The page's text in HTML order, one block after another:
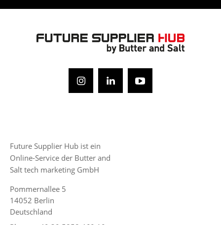
Future Supplier Hub ist ein
Online-Service der Butter and
Salt tech marketing GmbH
Pommernallee 5
14052 Berlin
Deutschland